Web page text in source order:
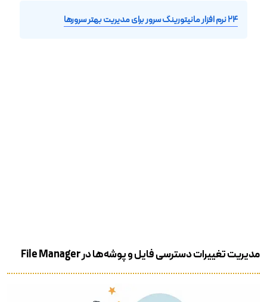
۲۴ نرم افزار مانیتورینگ سرور برای مدیریت بهتر سرورها
مدیریت تغییرات دسترسی فایل و پوشه‌ها در File Manager